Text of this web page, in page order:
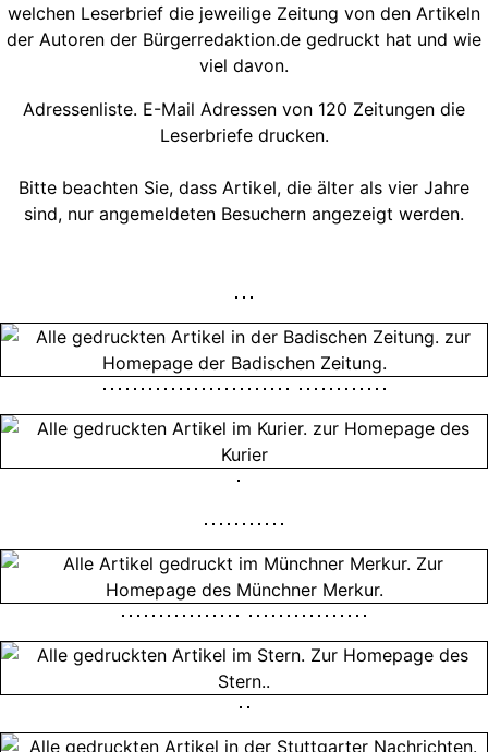
welchen Leserbrief die jeweilige Zeitung von den Artikeln
der Autoren der Bürgerredaktion.de gedruckt hat und wie
viel davon.
Adressenliste. E-Mail Adressen von 120 Zeitungen die
Leserbriefe drucken.
Bitte beachten Sie, dass Artikel, die älter als vier Jahre
sind, nur angemeldeten Besuchern angezeigt werden.